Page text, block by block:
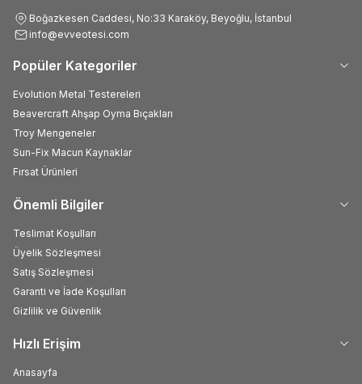
Boğazkesen Caddesi, No:33 Karaköy, Beyoğlu, İstanbul
info@evveotesi.com
Popüler Kategoriler
Evolution Metal Testereleri
Beavercraft Ahşap Oyma Bıçakları
Troy Mengeneler
Sun-Fix Macun Kaynaklar
Fırsat Ürünleri
Önemli Bilgiler
Teslimat Koşulları
Üyelik Sözleşmesi
Satış Sözleşmesi
Garanti ve İade Koşulları
Gizlilik ve Güvenlik
Hızlı Erişim
Anasayfa